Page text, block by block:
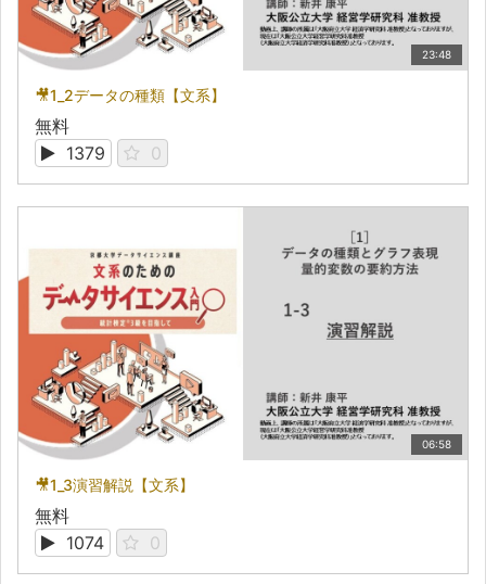
23:48
🎥1_2データの種類【文系】
無料
1379
0
06:58
🎥1_3演習解説【文系】
無料
1074
0